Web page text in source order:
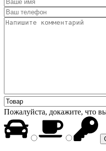
Пожалуйста, докажите, что